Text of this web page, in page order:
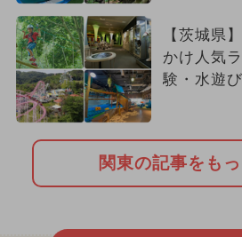
【茨城県
かけ人気
験・水遊
関東の記事をも